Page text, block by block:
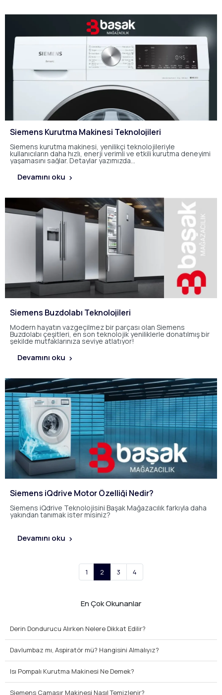
Siemens Kurutma Makinesi Teknolojileri
Siemens kurutma makinesi, yenilikçi teknolojileriyle
kullanıcıların daha hızlı, enerji verimli ve etkili kurutma deneyimi
yaşamasını sağlar. Detaylar yazımızda…
Devamını oku
Siemens Buzdolabı Teknolojileri
Modern hayatın vazgeçilmez bir parçası olan Siemens
Buzdolabı çeşitleri, en son teknolojik yeniliklerle donatılmış bir
şekilde mutfaklarınıza seviye atlatıyor!
Devamını oku
Siemens iQdrive Motor Özelliği Nedir?
Siemens iQdrive Teknolojisini Başak Mağazacılık farkıyla daha
yakından tanımak ister misiniz?
Devamını oku
1 2 3 4
En Çok Okunanlar
Derin Dondurucu Alırken Nelere Dikkat Edilir?
Davlumbaz mı, Aspiratör mü? Hangisini Almalıyız?
Isı Pompalı Kurutma Makinesi Ne Demek?
Siemens Çamaşır Makinesi Nasıl Temizlenir?